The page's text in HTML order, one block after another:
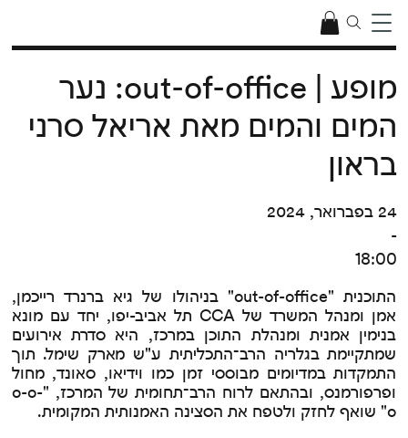
התוכנית "out-of-office" בניהולו של גיא ברנרד רייכמן,
אמן ומנהל המשרד של CCA תל אביב-יפו, יחד עם מונא
בנימין אמנית ומנהלת התוכן במרכז, היא סדרת אירועים
שמתקיימת בגלריה הרב־התכליתית ע"ש מארק שימל. תוך
התמקדות במדיומים מבוססי זמן כמו וידיאו, סאונד, מחול
ופרפורמנס, ובהתאם לרוח הרב־תחומית של המרכז, "o-o-
o" שואף לחזק ולטפח את הסצינה האמנותית המקומית.
מופע | out-of-office: נער
המים והמים מאת אריאל סרני
בראון
24 בפברואר, 2024
-
18:00